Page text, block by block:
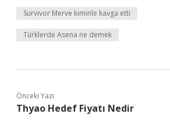
Survivor Merve kiminle kavga etti
Türklerde Asena ne demek
Önceki Yazı
Thyao Hedef Fiyatı Nedir